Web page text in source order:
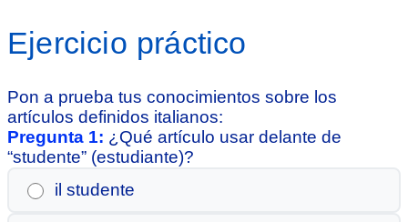
Ejercicio práctico
Pon a prueba tus conocimientos sobre los
artículos definidos italianos:
Pregunta 1: ¿Qué artículo usar delante de
“studente” (estudiante)?
il studente